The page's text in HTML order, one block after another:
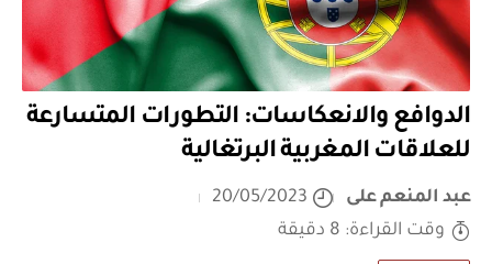
الدوافع والانعكاسات: التطورات المتسارعة
للعلاقات المغربية البرتغالية
عبد المنعم على
20/05/2023
وقت القراءة: 8 دقيقة